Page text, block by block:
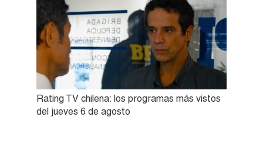
Rating TV chilena: los programas más vistos
del jueves 6 de agosto